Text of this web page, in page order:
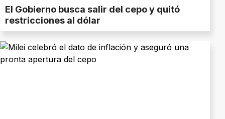
El Gobierno busca salir del cepo y quitó
restricciones al dólar